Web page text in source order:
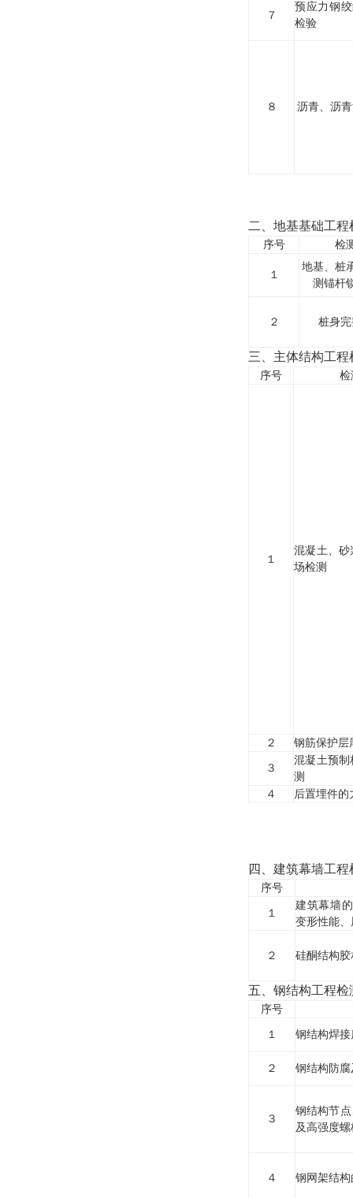
７
预应力钢
检验
８ 沥青、沥
二、地基基础工程
序号 检
１
地基、桩
测锚杆
２ 桩身
三、主体结构工程
序号 检
１
混凝土、
场检测
２ 钢筋保护层
３
混凝土预
测
４
后置埋件的
四、建筑幕墙工程
序号
１
建筑幕墙
变形性能
２ 硅酮结构
五、钢结构工程检
序号
１ 钢结构焊
２ 钢结构防
３
钢结构节
及高强度
４ 钢网架结